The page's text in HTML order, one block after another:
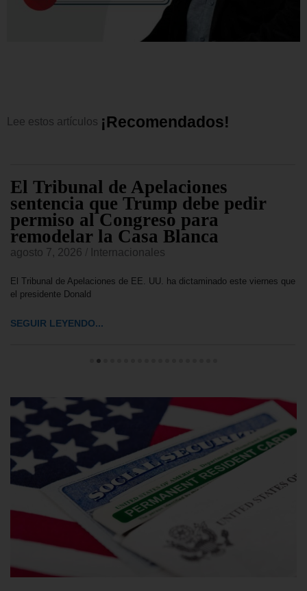
Lee estos artículos ¡Recomendados!
El Tribunal de Apelaciones
sentencia que Trump debe pedir
permiso al Congreso para
remodelar la Casa Blanca
agosto 7, 2026 Internacionales
El Tribunal de Apelaciones de EE. UU. ha dictaminado este viernes que
el presidente Donald
SEGUIR LEYENDO...